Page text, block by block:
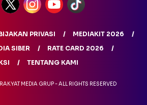
PRIVASI
MEDIAKIT 2026
SIBER
RATE CARD 2026
TENTANG KAMI
MEDIA GRUP - ALL RIGHTS RESERVED